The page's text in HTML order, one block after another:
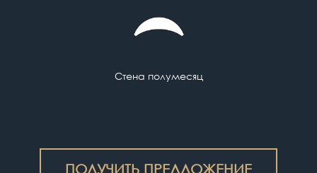
Стена полумесяц
ПОЛУЧИТЬ ПРЕДЛОЖЕНИЕ